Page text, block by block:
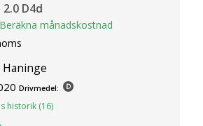
D4d
Beräkna månadskostnad
Drivmedel:
historik (16)